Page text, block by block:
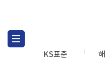
KS표준